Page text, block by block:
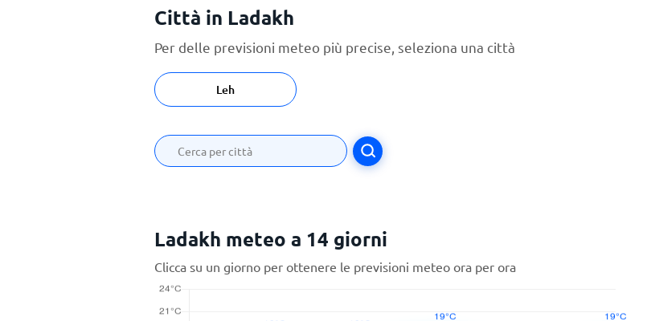
Città in Ladakh
Per delle previsioni meteo più precise, seleziona una città
Leh
Ladakh meteo a 14 giorni
Clicca su un giorno per ottenere le previsioni meteo ora per ora